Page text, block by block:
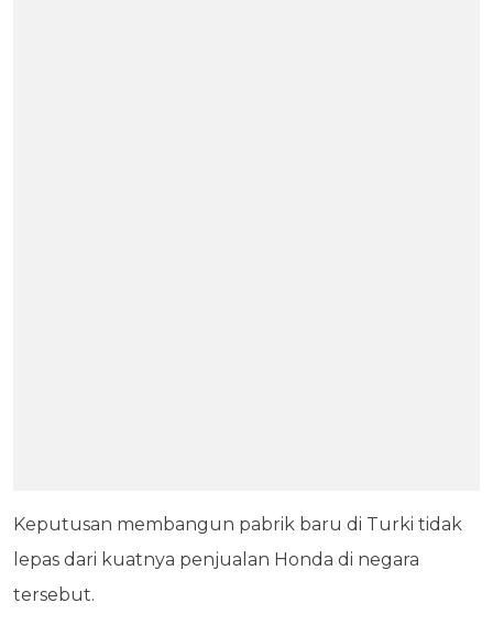
Keputusan membangun pabrik baru di Turki tidak
lepas dari kuatnya penjualan Honda di negara
tersebut.